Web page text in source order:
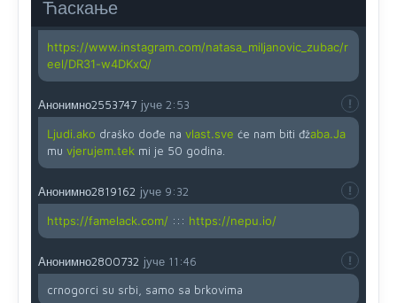
Ћаскање
Анонимно2819162
https://www.instagram.com/natasa_miljanovic_zubac/r
eel/DR31-w4DKxQ/
Анонимно2553747 јуче 2:53
Ljudi.ako draško dođe na vlast.sve će nam biti đžaba.Ja
mu vjerujem.tek mi je 50 godina.
Анонимно2819162 јуче 9:32
https://famelack.com/ ::: https://nepu.io/
Анонимно2800732 јуче 11:46
crnogorci su srbi, samo sa brkovima